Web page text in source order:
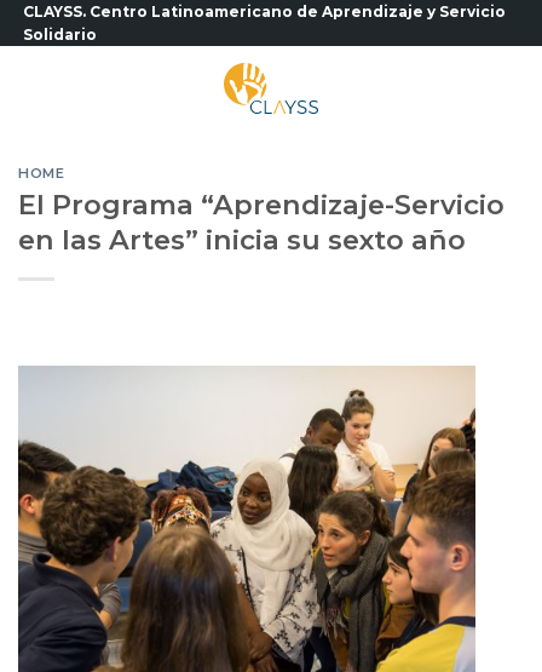
Saltar
al
CLAYSS. Centro Latinoamericano de Aprendizaje y Servicio
Solidario
HOME
El Programa “Aprendizaje-Servicio
en las Artes” inicia su sexto año